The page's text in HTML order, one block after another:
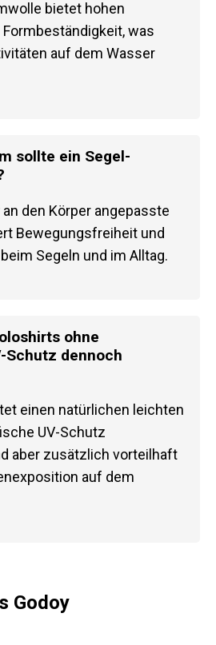
bietet hohen
was
auf dem Wasser
sollte ein Segel-
den Körper angepasste
Bewegungsfreiheit und
Segeln und im Alltag.
ohne
Schutz dennoch
einen natürlichen leichten
UV-Schutz
aber zusätzlich vorteilhaft
auf dem
Godoy